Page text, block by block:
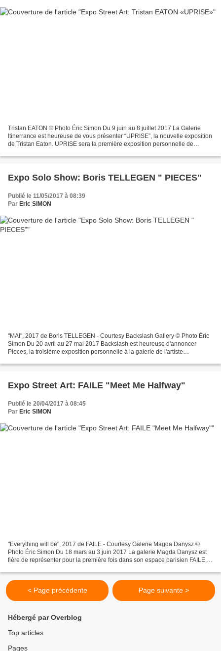
Tristan EATON © Photo Éric Simon Du 9 juin au 8 juillet 2017 La Galerie
Itinerrance est heureuse de vous présenter “UPRISE”, la nouvelle exposition
de Tristan Eaton. UPRISE sera la première exposition personnelle de
Expo Solo Show: Boris TELLEGEN " PIECES"
Publié le 11/05/2017 à 08:39
Par Eric SIMON
"MAI", 2017 de Boris TELLEGEN - Courtesy Backslash Gallery © Photo Éric
Simon Du 20 avril au 27 mai 2017 Backslash est heureuse d'annoncer
Pieces, la troisième exposition personnelle à la galerie de l'artiste
Expo Street Art: FAILE "Meet Me Halfway"
Publié le 20/04/2017 à 08:45
Par Eric SIMON
"Everything will be", 2017 de FAILE - Courtesy Galerie Magda Danysz ©
Photo Éric Simon Du 18 mars au 3 juin 2017 La galerie Magda Danysz est
fière de représenter pour la première fois dans son espace parisien FAILE,
< Page précédente Page suivante >
Hébergé par Overblog
Top articles
Pages